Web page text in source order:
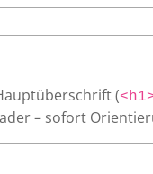
(
– sofort